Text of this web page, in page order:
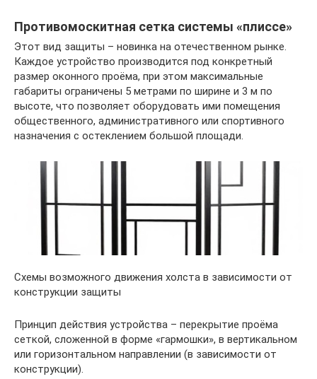
Противомоскитная сетка системы «плиссе»
Этот вид защиты – новинка на отечественном рынке.
Каждое устройство производится под конкретный
размер оконного проёма, при этом максимальные
габариты ограничены 5 метрами по ширине и 3 м по
высоте, что позволяет оборудовать ими помещения
общественного, административного или спортивного
назначения с остеклением большой площади.
Схемы возможного движения холста в зависимости от
конструкции защиты
Принцип действия устройства – перекрытие проёма
сеткой, сложенной в форме «гармошки», в вертикальном
или горизонтальном направлении (в зависимости от
конструкции).